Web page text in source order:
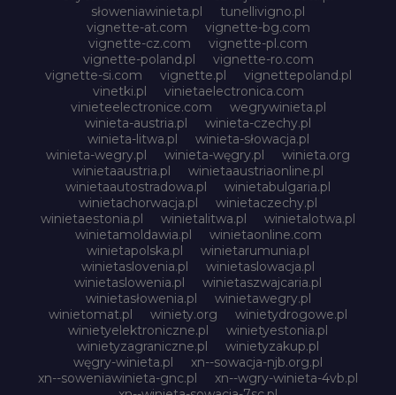
słoweniawinieta.pl
tunellivigno.pl
vignette-at.com
vignette-bg.com
vignette-cz.com
vignette-pl.com
vignette-poland.pl
vignette-ro.com
vignette-si.com
vignette.pl
vignettepoland.pl
vinetki.pl
vinietaelectronica.com
vinieteelectronice.com
wegrywinieta.pl
winieta-austria.pl
winieta-czechy.pl
winieta-litwa.pl
winieta-słowacja.pl
winieta-wegry.pl
winieta-węgry.pl
winieta.org
winietaaustria.pl
winietaaustriaonline.pl
winietaautostradowa.pl
winietabulgaria.pl
winietachorwacja.pl
winietaczechy.pl
winietaestonia.pl
winietalitwa.pl
winietalotwa.pl
winietamoldawia.pl
winietaonline.com
winietapolska.pl
winietarumunia.pl
winietaslovenia.pl
winietaslowacja.pl
winietaslowenia.pl
winietaszwajcaria.pl
winietasłowenia.pl
winietawegry.pl
winietomat.pl
winiety.org
winietydrogowe.pl
winietyelektroniczne.pl
winietyestonia.pl
winietyzagraniczne.pl
winietyzakup.pl
węgry-winieta.pl
xn--sowacja-njb.org.pl
xn--soweniawinieta-gnc.pl
xn--wgry-winieta-4vb.pl